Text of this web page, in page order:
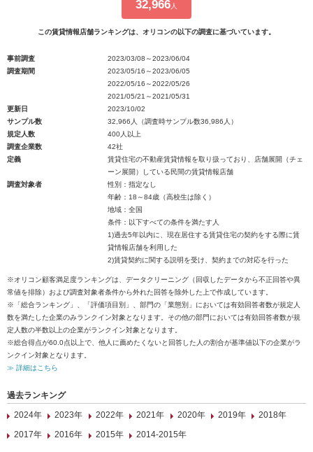
32,966 人
この賃貸情報店舗ランキングは、オリコンの以下の調査に基づいています。
事前調査
2023/03/08～2023/06/04
調査期間
2023/05/16～2023/06/05
2022/05/16～2022/05/26
2021/05/21～2021/05/31
更新日
2023/10/02
サンプル数
32,966人（調査時サンプル数36,986人）
規定人数
400人以上
調査企業数
42社
定義
賃貸住宅の不動産賃貸情報を取り扱っており、店舗展開（チェ
ーン展開）している民間の賃貸情報店舗
調査対象者
性別：指定なし
年齢：18～84歳（高校生は除く）
地域：全国
条件：以下すべての条件を満たす人
1)過去5年以内に、現在居住する賃貸住宅の契約をする際に賃
貸情報店舗を利用した
2)賃貸契約に関する説明を受け、契約までの対応を行った
※オリコン顧客満足度ランキングは、データクリーニング（回収したデータから不正回答や異
常値を排除）および調査対象者条件から外れた回答を除外した上で作成しています。
※「総合ランキング」、「評価項目別」、部門の「業態別」においては有効回答者数が規定人
数を満たした企業のみランクイン対象となります。その他の部門においては有効回答者数が規
定人数の半数以上の企業がランクイン対象となります。
※総合得点が60.0点以上で、他人に薦めたくないと回答した人の割合が基準値以下の企業がラ
ンクイン対象となります。
≫ 詳細はこちら
過去ランキング
2024年
2023年 2022年 2021年 2020年 2019年
2018年
2017年
2016年 2015年 2014-2015年